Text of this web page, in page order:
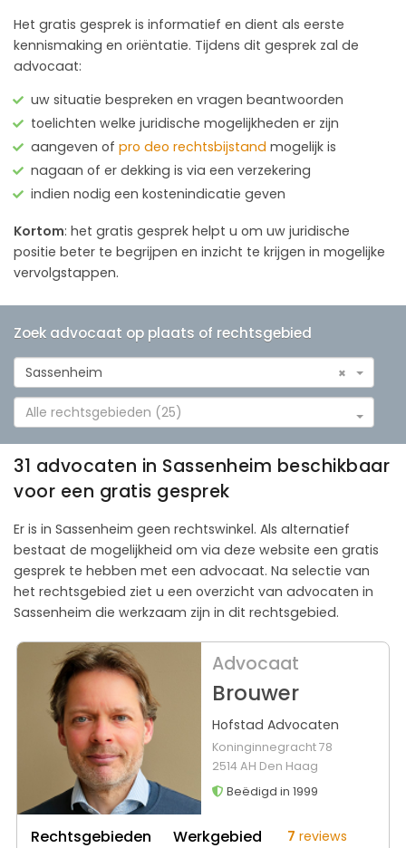
Het gratis gesprek is informatief en dient als eerste
kennismaking en oriëntatie. Tijdens dit gesprek zal de
advocaat:
uw situatie bespreken en vragen beantwoorden
toelichten welke juridische mogelijkheden er zijn
aangeven of pro deo rechtsbijstand mogelijk is
nagaan of er dekking is via een verzekering
indien nodig een kostenindicatie geven
Kortom: het gratis gesprek helpt u om uw juridische
positie beter te begrijpen en inzicht te krijgen in mogelijke
vervolgstappen.
Zoek advocaat op plaats of rechtsgebied
×
Sassenheim
Alle rechtsgebieden (25)
31 advocaten in Sassenheim beschikbaar
voor een gratis gesprek
Er is in Sassenheim geen rechtswinkel. Als alternatief
bestaat de mogelijkheid om via deze website een gratis
gesprek te hebben met een advocaat. Na selectie van
het rechtsgebied ziet u een overzicht van advocaten in
Sassenheim die werkzaam zijn in dit rechtsgebied.
Advocaat
Brouwer
Hofstad Advocaten
Koninginnegracht 78
2514 AH Den Haag
Beëdigd in 1999
Rechtsgebieden Werkgebied 7 reviews